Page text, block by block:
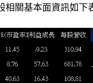
相關基本面資訊如下